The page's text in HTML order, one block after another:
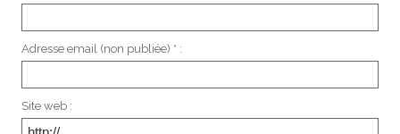
Adresse email (non publiée) * :
Site web :